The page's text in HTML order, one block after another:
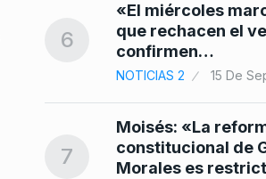
6
«El miércoles
que rechacen el
confirmen…
NOTICIAS 2 15 De
7
Moisés: «La
constitucional de
Morales es